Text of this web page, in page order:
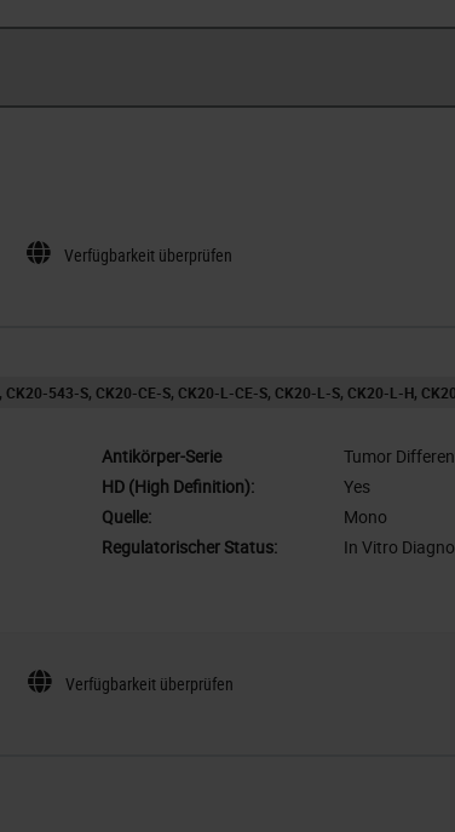
Verfügbarkeit überprüfen
CK20-543-S CK20-CE-S CK20-L-CE-S CK20-L-S CK20-L-H
Antikörper-Serie
Tumor
HD (High Definition):
Yes
Quelle:
Mono
Regulatorischer Status:
In Vitro
Verfügbarkeit überprüfen